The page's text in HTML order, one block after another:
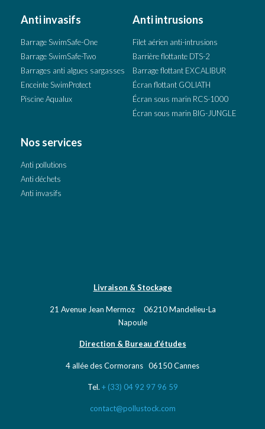
Anti invasifs
Barrage SwimSafe-One
Barrage SwimSafe-Two
Barrages anti algues sargasses
Enceinte SwimProtect
Piscine Aqualux
Anti intrusions
Filet aérien anti-intrusions
Barrière flottante DTS-2
Barrage flottant EXCALIBUR
Écran flottant GOLIATH
Écran sous marin RCS-1000
Écran sous marin BIG-JUNGLE
Nos services
Anti pollutions
Anti déchets
Anti invasifs
Livraison & Stockage
21 Avenue Jean Mermoz 06210 Mandelieu-La
Napoule
Direction & Bureau d’études
4 allée des Cormorans 06150 Cannes
Tel. + (33) 04 92 97 96 59
contact@pollustock.com